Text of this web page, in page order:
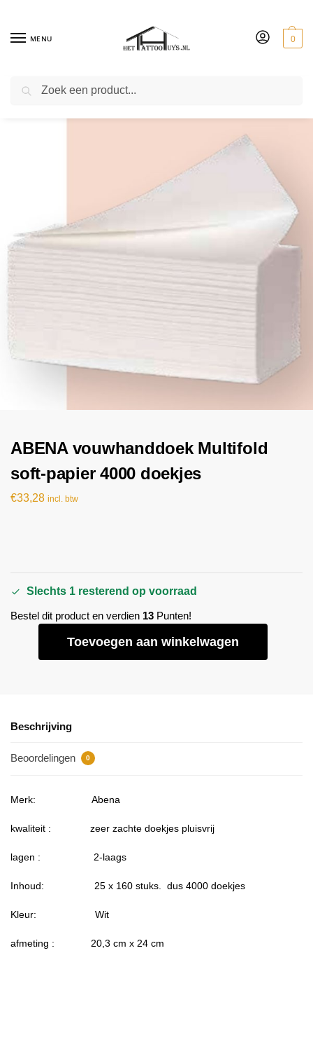
MENU 0
ABENA vouwhanddoek Multifold
soft-papier 4000 doekjes
€33,28 incl. btw
Slechts 1 resterend op voorraad
Bestel dit product en verdien 13 Punten!
Toevoegen aan winkelwagen
Beschrijving
Beoordelingen 0
Merk: Abena
kwaliteit : zeer zachte doekjes pluisvrij
lagen : 2-laags
Inhoud: 25 x 160 stuks. dus 4000 doekjes
Kleur: Wit
afmeting : 20,3 cm x 24 cm